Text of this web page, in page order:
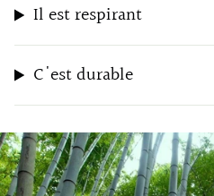
Il est respirant
C'est durable